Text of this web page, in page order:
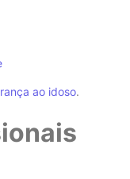
ao idoso.